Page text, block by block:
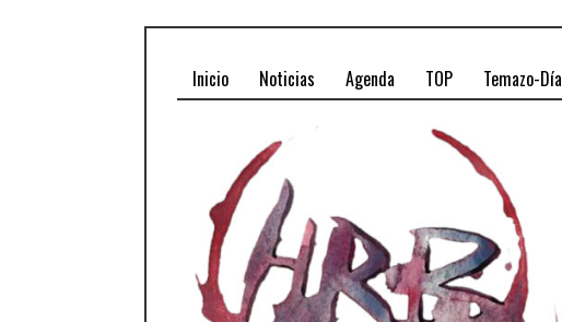
Inicio Noticias Agenda TOP Temazo-Día